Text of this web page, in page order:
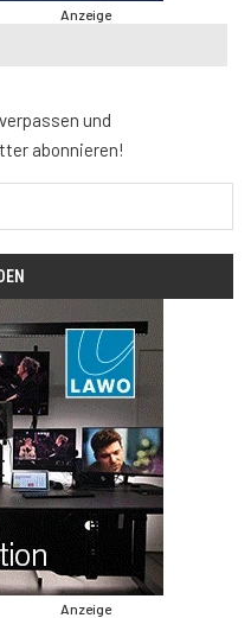
Anzeige
und
abonnieren!
Anzeige